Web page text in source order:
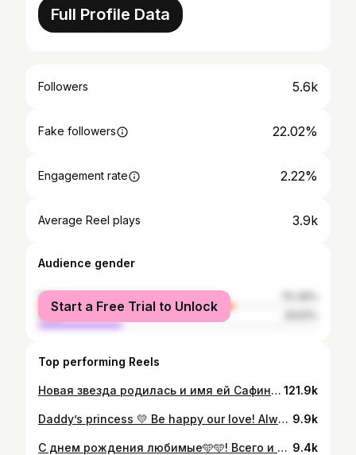
Full Profile Data
Followers 5.6k
Fake followers 22.02%
Engagement rate 2.22%
Average Reel plays 3.9k
Audience gender
female
male
Start a Free Trial to Unlock
Top performing Reels
Новая звезда родилась и имя ей Сафина!💖 В чем измеряется счастье? Сейчас, в этом умопомрачительном запахе, в этих пальчиках и пяточках !♥️♥️♥️♥️♥️♥️ Есть потрясающие строки из песни: Когда меня не станет, я буду петь голосами Моих детей и голосами их детей Нас просто меняют местами, таков закон Сансары Круговорот людей… Как мудро устроено в этой Вселенной… Я смотрю на нее и верю , Аскарик знает🙏 Любовь моя, как я хочу , чтобы ты был сейчас рядом! Люблю и благодарю тебя за все! Я ей расскажу о тебе сказки, буду петь ей песни , которые ты любил !❤️ Сафина, у тебя восхитительная тетя и неотразимые братья! Спасибо , что выбрала нас!💖 Я официально объявляю себя Абикой!🥳 #newborn #love #habibi #lafamilia 121.9k
Daddy’s princess 💛 Be happy our love! Always with you ! Habibi, I wish you were here… @kseniya.kozyura 🙏 #wedding #bride #love #lafamilia #habibi 9.9k
С днем рождения любимые🩵🩵! Всего и много! Разве можно найти слова , чтобы рассказать что вы для нас? Что мы чувствовали , когда нам сказали про вас? Как рассказать о тех месяцах и минутах ожидания вас? Сколько радости вы принесли миру и нам? О папе? О счастье ? О слезах радости? Всего и много любимые! С вашим приходом мир стал лучше! Любите и творите! Трудолюбия, упорства, работоспособности вам не занимать), совершенствуйтесь , станьте лучшей версией себя. Берегите души, сохраните чистоту помыслов и горячность сердец♥️🧡! Теперь моя сила и опора, надежда и радость наша! Любим и гордимся! Хабиби, уже 21… Любим, помним, скучаем безумно. Всегда с нами, за нами🙏 Твоя сила в них, мощь, горячность и мудрость. В повороте головы, в разлете бровей, походке, в интонациях, в руках … вижу тебя, чувствую присутствие твое . Люблю и благодарю! Я знаю ты вернешься очень скоро к нам, в новой жизни! #lafamilia#Habibi#love# 9.4k